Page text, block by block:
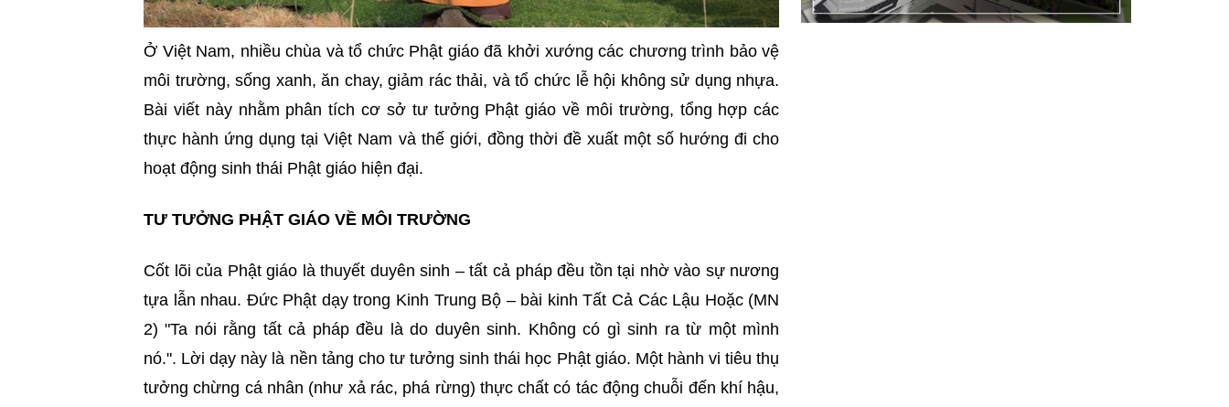
Ở Việt Nam, nhiều chùa và tổ chức Phật giáo đã khởi xướng các chương trình bảo vệ
môi trường, sống xanh, ăn chay, giảm rác thải, và tổ chức lễ hội không sử dụng nhựa.
Bài viết này nhằm phân tích cơ sở tư tưởng Phật giáo về môi trường, tổng hợp các
thực hành ứng dụng tại Việt Nam và thế giới, đồng thời đề xuất một số hướng đi cho
hoạt động sinh thái Phật giáo hiện đại.
TƯ TƯỞNG PHẬT GIÁO VỀ MÔI TRƯỜNG
Cốt lõi của Phật giáo là thuyết duyên sinh – tất cả pháp đều tồn tại nhờ vào sự nương
tựa lẫn nhau. Đức Phật dạy trong Kinh Trung Bộ – bài kinh Tất Cả Các Lậu Hoặc (MN
2) "Ta nói rằng tất cả pháp đều là do duyên sinh. Không có gì sinh ra từ một mình
nó.". Lời dạy này là nền tảng cho tư tưởng sinh thái học Phật giáo. Một hành vi tiêu thụ
tưởng chừng cá nhân (như xả rác, phá rừng) thực chất có tác động chuỗi đến khí hậu,